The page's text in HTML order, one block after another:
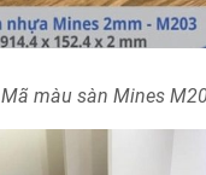
Mã màu sàn Mines